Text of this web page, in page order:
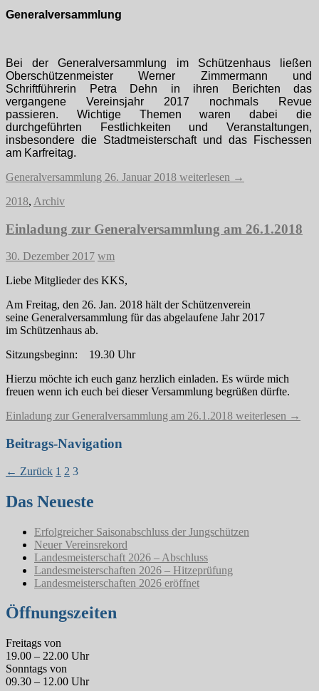
Generalversammlung
Bei der Generalversammlung im Schützenhaus ließen
Oberschützenmeister Werner Zimmermann und
Schriftführerin Petra Dehn in ihren Berichten das
vergangene Vereinsjahr 2017 nochmals Revue
passieren. Wichtige Themen waren dabei die
durchgeführten Festlichkeiten und Veranstaltungen,
insbesondere die Stadtmeisterschaft und das Fischessen
am Karfreitag.
Generalversammlung 26. Januar 2018 weiterlesen →
2018, Archiv
Einladung zur Generalversammlung am 26.1.2018
30. Dezember 2017 wm
Liebe Mitglieder des KKS,
Am Freitag, den 26. Jan. 2018 hält der Schützenverein
seine Generalversammlung für das abgelaufene Jahr 2017
im Schützenhaus ab.
Sitzungsbeginn: 19.30 Uhr
Hierzu möchte ich euch ganz herzlich einladen. Es würde mich
freuen wenn ich euch bei dieser Versammlung begrüßen dürfte.
Einladung zur Generalversammlung am 26.1.2018 weiterlesen →
Beitrags-Navigation
← Zurück 1 2 3
Das Neueste
Erfolgreicher Saisonabschluss der Jungschützen
Neuer Vereinsrekord
Landesmeisterschaft 2026 – Abschluss
Landesmeisterschaften 2026 – Hitzeprüfung
Landesmeisterschaften 2026 eröffnet
Öffnungszeiten
Freitags von
19.00 – 22.00 Uhr
Sonntags von
09.30 – 12.00 Uhr